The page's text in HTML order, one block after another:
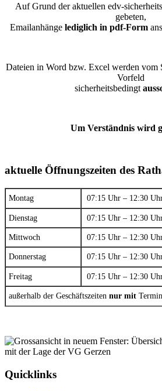
Auf Grund der aktuellen edv-
gebeten,
Emailanhänge lediglich in pdf-Form
Dateien in Word bzw. Excel werden vom
Vorfeld
sicherheitsbedingt
Um Verständnis wird
aktuelle Öffnungszeiten des
Montag 07:15 Uhr – 12:30
Dienstag 07:15 Uhr – 12:30
Mittwoch 07:15 Uhr – 12:30
Donnerstag 07:15 Uhr – 12:30
Freitag 07:15 Uhr – 12:30
außerhalb der Geschäftszeiten nur mit
Quicklinks